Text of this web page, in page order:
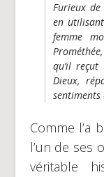
Furieux de
en
femme
qu’il
Dieux,
sentiments
Comme l’a
l’un de ses
véritable